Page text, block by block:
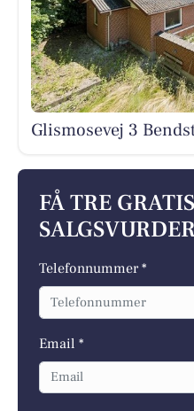
Glismosevej 3
FÅ TRE GRATIS
Telefonnummer *
Email *